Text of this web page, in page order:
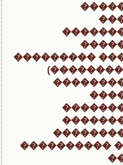
���������
����������